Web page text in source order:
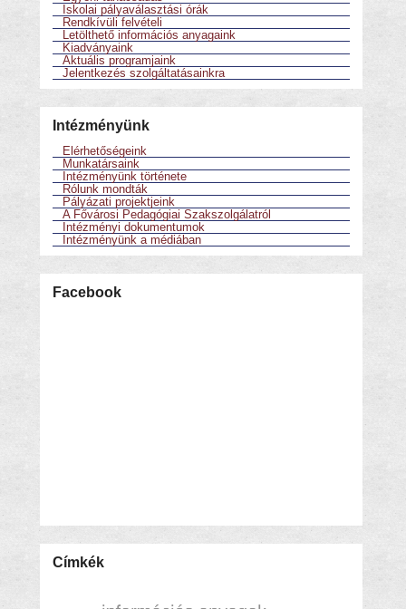
Iskolai pályaválasztási órák
Rendkívüli felvételi
Letölthető információs anyagaink
Kiadványaink
Aktuális programjaink
Jelentkezés szolgáltatásainkra
Intézményünk
Elérhetőségeink
Munkatársaink
Intézményünk története
Rólunk mondták
Pályázati projektjeink
A Fővárosi Pedagógiai Szakszolgálatról
Intézményi dokumentumok
Intézményünk a médiában
Facebook
Címkék